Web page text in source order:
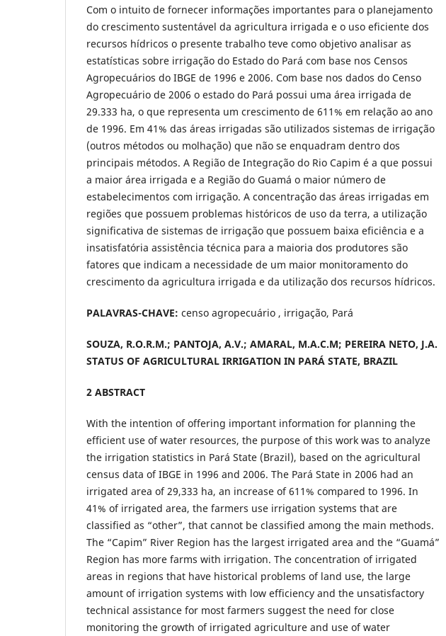
Com o intuito de fornecer informações importantes para o planejamento
do crescimento sustentável da agricultura irrigada e o uso eficiente dos
recursos hídricos o presente trabalho teve como objetivo analisar as
estatísticas sobre irrigação do Estado do Pará com base nos Censos
Agropecuários do IBGE de 1996 e 2006. Com base nos dados do Censo
Agropecuário de 2006 o estado do Pará possui uma área irrigada de
29.333 ha, o que representa um crescimento de 611% em relação ao ano
de 1996. Em 41% das áreas irrigadas são utilizados sistemas de irrigação
(outros métodos ou molhação) que não se enquadram dentro dos
principais métodos. A Região de Integração do Rio Capim é a que possui
a maior área irrigada e a Região do Guamá o maior número de
estabelecimentos com irrigação. A concentração das áreas irrigadas em
regiões que possuem problemas históricos de uso da terra, a utilização
significativa de sistemas de irrigação que possuem baixa eficiência e a
insatisfatória assistência técnica para a maioria dos produtores são
fatores que indicam a necessidade de um maior monitoramento do
crescimento da agricultura irrigada e da utilização dos recursos hídricos.
PALAVRAS-CHAVE: censo agropecuário , irrigação, Pará
SOUZA, R.O.R.M.; PANTOJA, A.V.; AMARAL, M.A.C.M; PEREIRA NETO, J.A.
STATUS OF AGRICULTURAL IRRIGATION IN PARÁ STATE, BRAZIL
2 ABSTRACT
With the intention of offering important information for planning the
efficient use of water resources, the purpose of this work was to analyze
the irrigation statistics in Pará State (Brazil), based on the agricultural
census data of IBGE in 1996 and 2006. The Pará State in 2006 had an
irrigated area of 29,333 ha, an increase of 611% compared to 1996. In
41% of irrigated area, the farmers use irrigation systems that are
classified as “other”, that cannot be classified among the main methods.
The “Capim” River Region has the largest irrigated area and the “Guamá”
Region has more farms with irrigation. The concentration of irrigated
areas in regions that have historical problems of land use, the large
amount of irrigation systems with low efficiency and the unsatisfactory
technical assistance for most farmers suggest the need for close
monitoring the growth of irrigated agriculture and use of water